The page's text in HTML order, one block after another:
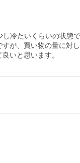
冷たいくらいの状態
が、買い物の量に対
いと思います。